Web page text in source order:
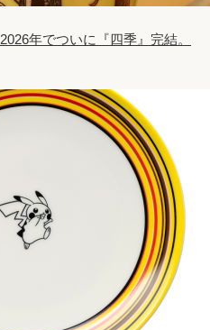
年でついに『四季』完結。